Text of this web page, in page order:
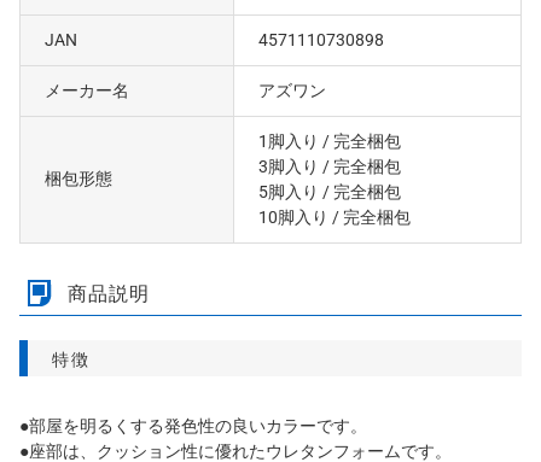
JAN 4571110730898
メーカー名 アズワン
梱包形態
1脚入り / 完全梱包
3脚入り / 完全梱包
5脚入り / 完全梱包
10脚入り / 完全梱包
商品説明
特徴
●部屋を明るくする発色性の良いカラーです。
●座部は、クッション性に優れたウレタンフォームです。